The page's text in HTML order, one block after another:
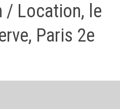
/ Location, le
Paris 2e